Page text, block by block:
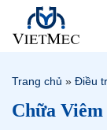
Trang chủ » Điều
Chữa